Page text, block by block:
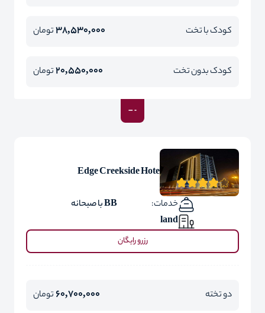
کودک با تخت 38,530,000تومان
کودک بدون تخت 20,550,000تومان
Edge Creekside Hote
خدمات:
BB با صبحانه
land
رزرو رایگان
دو تخته 60,700,000تومان